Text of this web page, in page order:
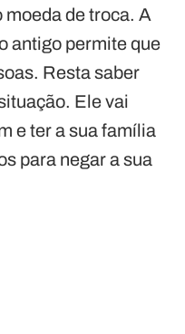
de troca. A
antigo permite que
Resta saber
Ele vai
e ter a sua família
para negar a sua